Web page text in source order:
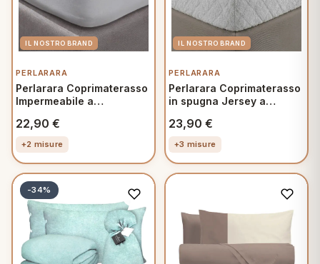
PERLARARA
Perlarara Coprimaterasso
Impermeabile a
Matrimoniale Piazza e
Mezza
22,90 €
+2 misure
PERLARARA
Perlarara Coprimaterasso
in spugna Jersey a
Matrimoniale Piazza e
Mezza
23,90 €
+3 misure
-34%